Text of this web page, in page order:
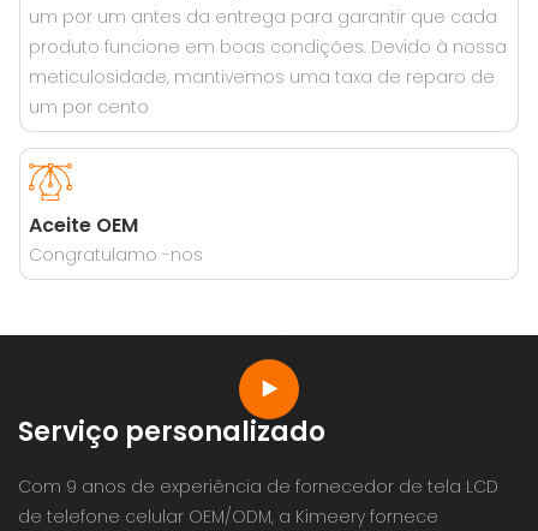
um por um antes da entrega para garantir que cada
produto funcione em boas condições. Devido à nossa
meticulosidade, mantivemos uma taxa de reparo de
um por cento
Aceite OEM
Congratulamo -nos
Serviço personalizado
Com 9 anos de experiência de fornecedor de tela LCD
de telefone celular OEM/ODM, a Kimeery fornece